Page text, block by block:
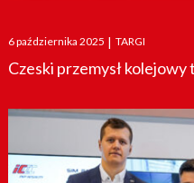
Posted
on
6 października 2025 | TARGI
Czeski przemysł